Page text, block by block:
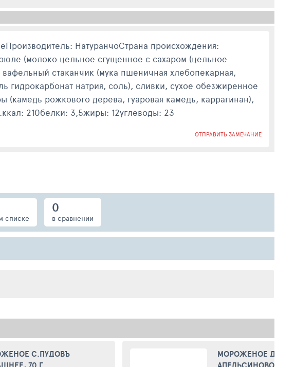
НатуранчоСтрана происхождения:
(молоко цельное сгущенное с сахаром (цельное
стаканчик (мука пшеничная хлебопекарная,
натрия, соль), сливки, сухое обезжиренное
рожкового дерева, гуаровая камедь, каррагинан),
210белки: 3,5жиры: 12углеводы: 23
ОТПРАВИТЬ ЗАМЕЧАНИЕ
списке
0
в сравнении
С.ПУДОВЪ
МОРОЖЕНОЕ